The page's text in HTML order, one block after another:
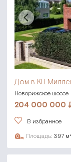
Дом в КП
Новорижское шоссе
204 000 000
В избранное
Площадь: 397 м²